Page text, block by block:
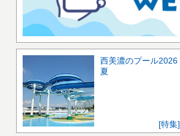
西美濃のプール2026
夏
[特集]